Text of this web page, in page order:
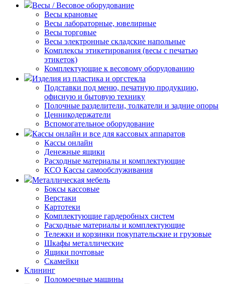
Весы / Весовое оборудование
Весы крановые
Весы лабораторные, ювелирные
Весы торговые
Весы электронные складские напольные
Комплексы этикетирования (весы с печатью
этикеток)
Комплектующие к весовому оборудованию
Изделия из пластика и оргстекла
Подставки под меню, печатную продукцию,
офисную и бытовую технику
Полочные разделители, толкатели и задние опоры
Ценникодержатели
Вспомогательное оборудование
Кассы онлайн и все для кассовых аппаратов
Кассы онлайн
Денежные ящики
Расходные материалы и комплектующие
КСО Кассы самообслуживания
Металлическая мебель
Боксы кассовые
Верстаки
Картотеки
Комплектующие гардеробных систем
Расходные материалы и комплектующие
Тележки и корзинки покупательские и грузовые
Шкафы металлические
Ящики почтовые
Скамейки
Клининг
Поломоечные машины